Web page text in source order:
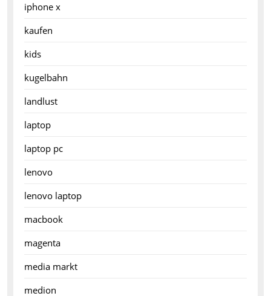
iphone x
kaufen
kids
kugelbahn
landlust
laptop
laptop pc
lenovo
lenovo laptop
macbook
magenta
media markt
medion